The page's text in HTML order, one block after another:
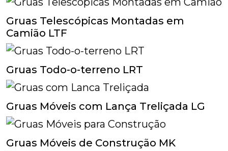
Gruas Telescópicas Montadas em
Camião LTF
Gruas Todo-o-terreno LRT
Gruas Móveis com Lança Treliçada LG
Gruas Móveis de Construção MK